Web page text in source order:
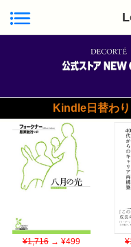
Kindle日替わ
¥1,716→ ¥499